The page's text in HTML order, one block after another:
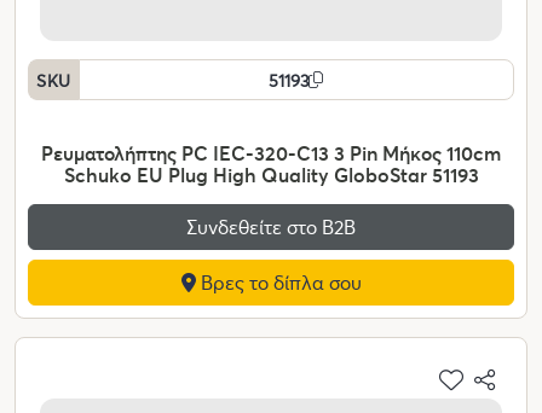
SKU 51193
Ρευματολήπτης PC IEC-320-C13 3 Pin Μήκος 110cm
Schuko EU Plug High Quality GloboStar 51193
Συνδεθείτε στο Β2Β
Βρες το δίπλα σου